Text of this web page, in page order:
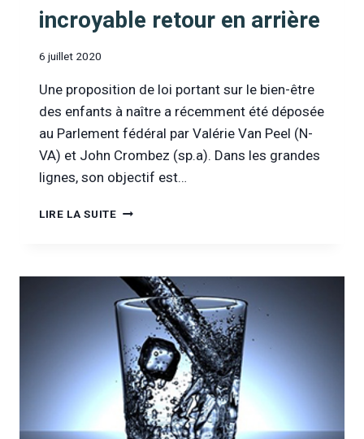
incroyable retour en arrière
6 juillet 2020
Une proposition de loi portant sur le bien-être
des enfants à naître a récemment été déposée
au Parlement fédéral par Valérie Van Peel (N-
VA) et John Crombez (sp.a). Dans les grandes
lignes, son objectif est…
LIRE LA SUITEPROPOSITION
LA
PROTECTION
PRÉNATALE
:
UN
INCROYABLE
RETOUR
EN
ARRIÈRE